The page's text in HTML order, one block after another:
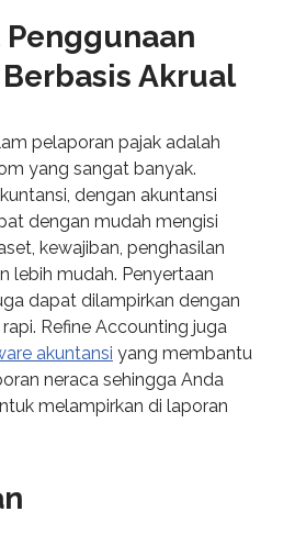
Akrual
pelaporan pajak adalah
yang sangat banyak.
dengan akuntansi
dengan mudah mengisi
kewajiban, penghasilan
lebih mudah. Penyertaan
dapat dilampirkan dengan
Refine Accounting juga
akuntansi yang membantu
neraca sehingga Anda
melampirkan di laporan